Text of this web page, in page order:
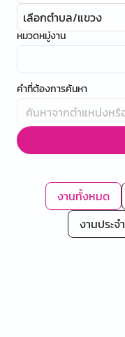
เลือกตำบล/แขวง
หมวดหมู่งาน
คำที่ต้องการค้นหา
งานทั้งหมด
งานประจำ